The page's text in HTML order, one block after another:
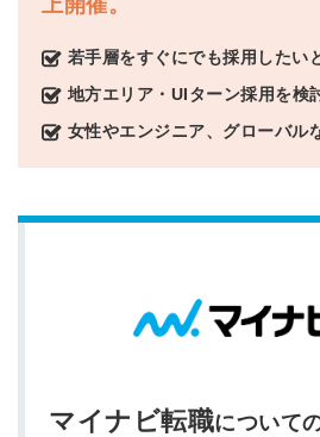
若手層をすぐにでも採用したい
地方エリア・UIターン採用を検
女性やエンジニア、グローバル
マイナビ転職について